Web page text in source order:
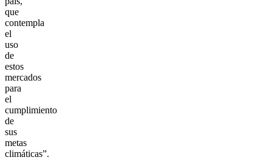
que
contempla
el
uso
de
estos
mercados
para
el
cumplimiento
de
sus
metas
climáticas”.